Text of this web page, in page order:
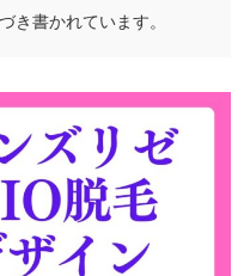
き書かれています。